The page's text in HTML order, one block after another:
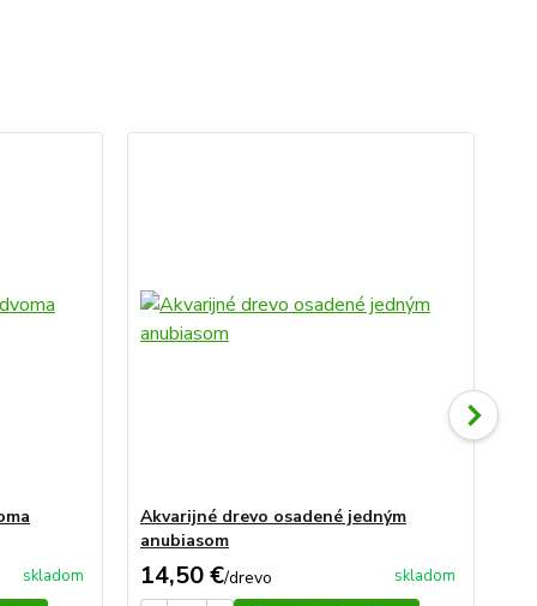
skladom
Akvarijné drevo osadené jedným
anubiasom
14,50 €/drevo skladom